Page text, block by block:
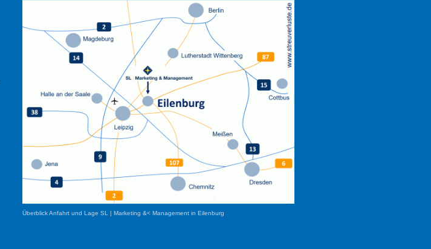
Überblick Anfahrt und Lage SL | Marketing &< Management in Eilenburg